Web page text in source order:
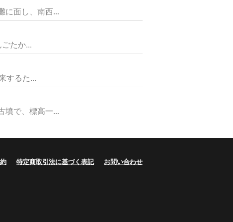
面し、南西...
たか...
るた...
で、標高一...
特定商取引法に基づく表記 お問い合わせ